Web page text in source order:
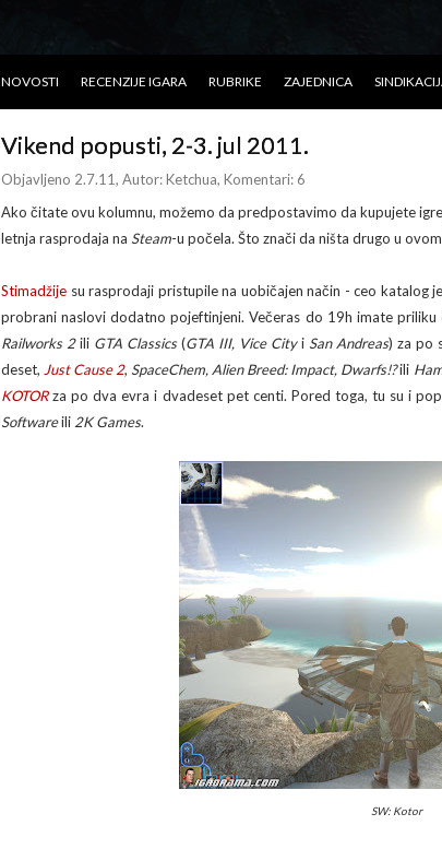
NOVOSTI RECENZIJE IGARA RUBRIKE ZAJEDNICA
Vikend popusti, 2-3. jul 2011.
Objavljeno 2.7.11, Autor:Ketchua, Komentari: 6
Ako čitate ovu kolumnu, možemo da predpostavimo da kupujete
letnja rasprodaja na Steam-u počela. Što znači da ništa drugo u
Stimadžije su rasprodaji pristupile na uobičajen način - ceo katalog
probrani naslovi dodatno pojeftinjeni. Večeras do 19h imate priliku
Railworks 2ili GTA Classics(GTA III, Vice Cityi San Andreas) za po
deset, Just Cause 2, SpaceChem, Alien Breed: Impact, Dwarfs!?ili
KOTORza po dva evra i dvadeset pet centi. Pored toga, tu su i
Softwareili 2K Games.
SW: Kotor